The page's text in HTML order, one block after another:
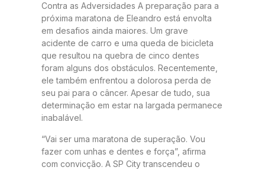
Contra as Adversidades A preparação para a
próxima maratona de Eleandro está envolta
em desafios ainda maiores. Um grave
acidente de carro e uma queda de bicicleta
que resultou na quebra de cinco dentes
foram alguns dos obstáculos. Recentemente,
ele também enfrentou a dolorosa perda de
seu pai para o câncer. Apesar de tudo, sua
determinação em estar na largada permanece
inabalável.
“Vai ser uma maratona de superação. Vou
fazer com unhas e dentes e força”, afirma
com convicção. A SP City transcendeu o